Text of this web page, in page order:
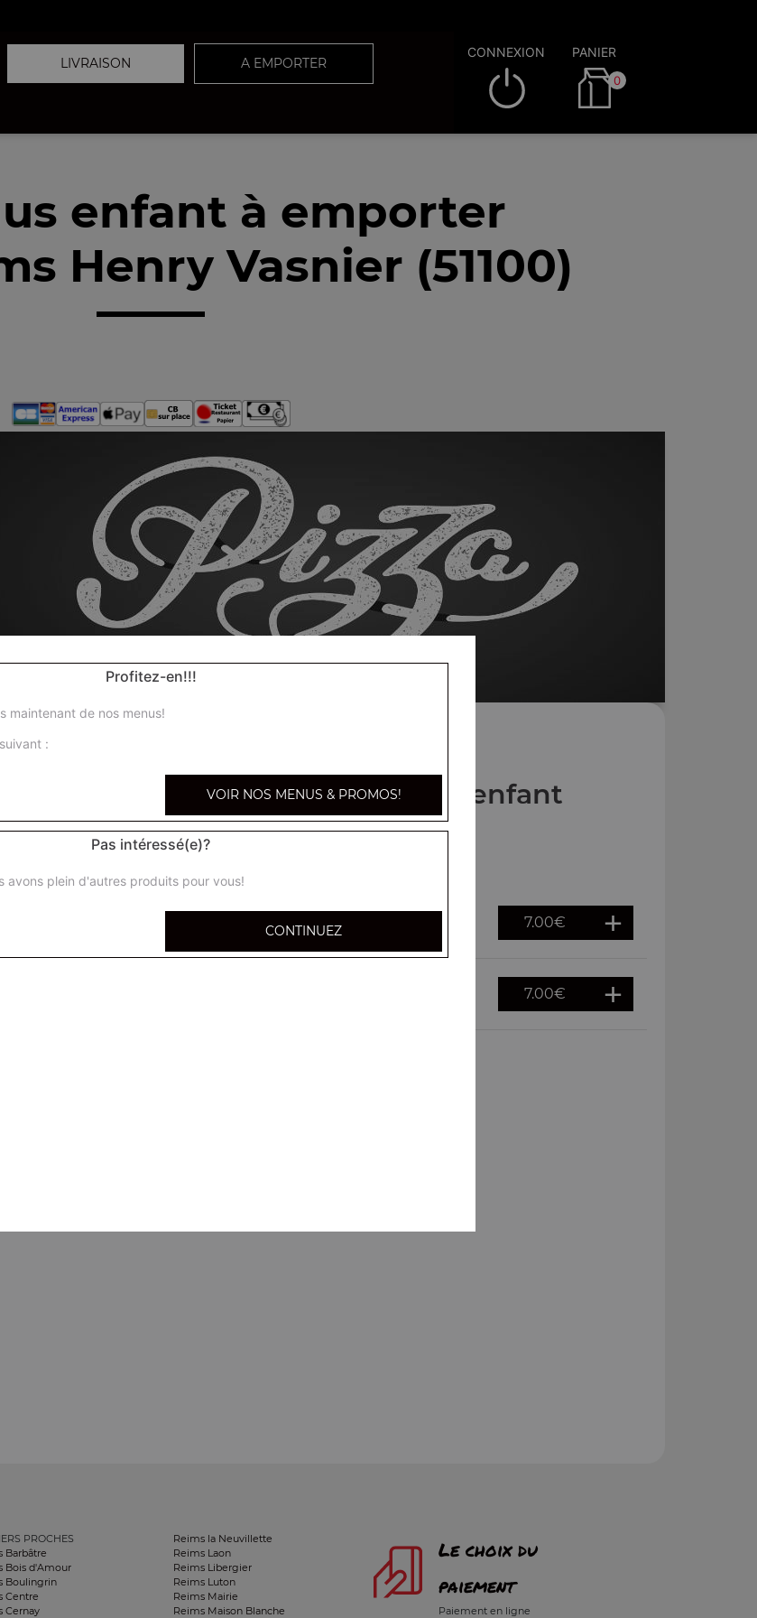
LIVRAISON A EMPORTER
CONNEXION PANIER
0
enfant à emporter
Henry Vasnier (51100)
Nos Menus enfant
Menu enfant cheese burger 7.00€
7.00€
PROCHES
Barbâtre
Bois d'Amour
Boulingrin
Centre
Cernay
Reims la Neuvillette
Reims Laon
Reims Libergier
Reims Luton
Reims Mairie
Reims Maison Blanche
Le choix du
paiement
Paiement en ligne
Profitez-en!!!
maintenant de nos menus!
:
VOIR NOS MENUS & PROMOS!
Pas intéressé(e)?
avons plein d'autres produits pour vous!
CONTINUEZ